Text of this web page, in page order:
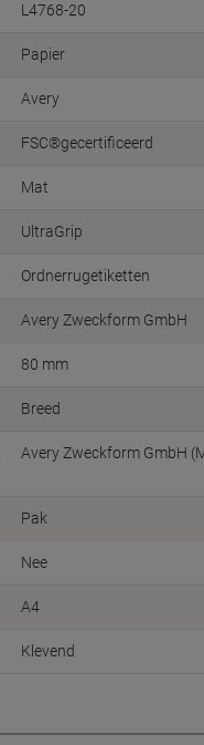
L4768-20
Papier
Avery
FSC®gecertificeerd
Mat
UltraGrip
Ordnerrugetiketten
Avery Zweckform GmbH
80 mm
Breed
Avery Zweckform GmbH
Pak
Nee
A4
Klevend